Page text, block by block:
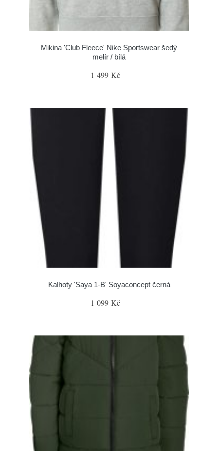
Mikina 'Club Fleece' Nike Sportswear šedý
melír / bílá
1 499 Kč
Kalhoty 'Saya 1-B' Soyaconcept černá
1 099 Kč